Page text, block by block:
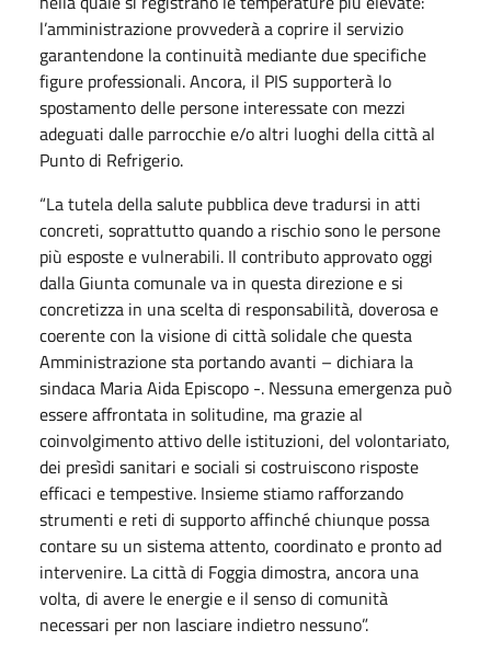
l’amministrazione provvederà a coprire il servizio
garantendone la continuità mediante due specifiche
figure professionali. Ancora, il PIS supporterà lo
spostamento delle persone interessate con mezzi
adeguati dalle parrocchie e/o altri luoghi della città al
Punto di Refrigerio.
“La tutela della salute pubblica deve tradursi in atti
concreti, soprattutto quando a rischio sono le persone
più esposte e vulnerabili. Il contributo approvato oggi
dalla Giunta comunale va in questa direzione e si
concretizza in una scelta di responsabilità, doverosa e
coerente con la visione di città solidale che questa
Amministrazione sta portando avanti – dichiara la
sindaca Maria Aida Episcopo -. Nessuna emergenza può
essere affrontata in solitudine, ma grazie al
coinvolgimento attivo delle istituzioni, del volontariato,
dei presìdi sanitari e sociali si costruiscono risposte
efficaci e tempestive. Insieme stiamo rafforzando
strumenti e reti di supporto affinché chiunque possa
contare su un sistema attento, coordinato e pronto ad
intervenire. La città di Foggia dimostra, ancora una
volta, di avere le energie e il senso di comunità
necessari per non lasciare indietro nessuno”.